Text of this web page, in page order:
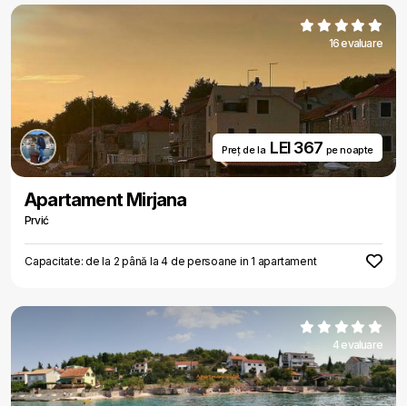
16 evaluare
Preț de la LEI 367 pe noapte
Apartament Mirjana
Prvić
Capacitate: de la 2 până la 4 de persoane in 1 apartament
4 evaluare